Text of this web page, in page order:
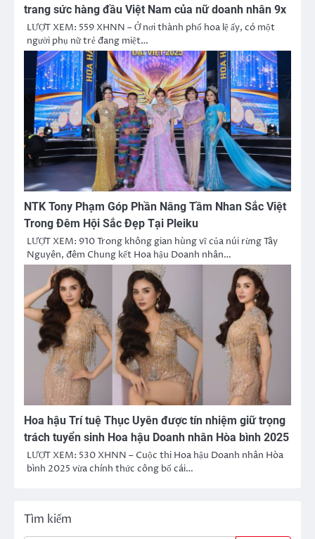
trang sức hàng đầu Việt Nam của nữ doanh nhân 9x
LƯỢT XEM: 559 XHNN – Ở nơi thành phố hoa lệ ấy, có một
người phụ nữ trẻ đang miệt…
NTK Tony Phạm Góp Phần Nâng Tầm Nhan Sắc Việt
Trong Đêm Hội Sắc Đẹp Tại Pleiku
LƯỢT XEM: 910 Trong không gian hùng vĩ của núi rừng Tây
Nguyên, đêm Chung kết Hoa hậu Doanh nhân…
Hoa hậu Trí tuệ Thục Uyên được tín nhiệm giữ trọng
trách tuyển sinh Hoa hậu Doanh nhân Hòa bình 2025
LƯỢT XEM: 530 XHNN – Cuộc thi Hoa hậu Doanh nhân Hòa
bình 2025 vừa chính thức công bố cái…
Tìm kiếm